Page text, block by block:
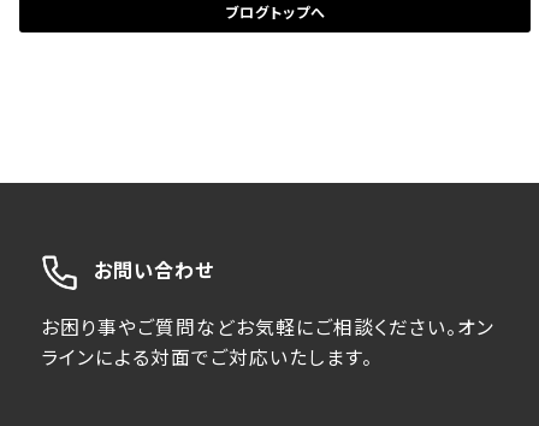
ブログトップへ
お問い合わせ
お困り事やご質問などお気軽にご相談ください。オン
ラインによる対面でご対応いたします。